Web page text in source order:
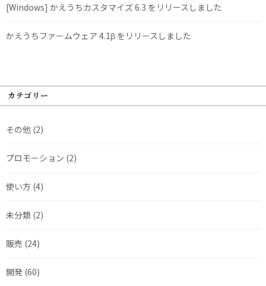
[Windows] かえうちカスタマイズ 6.3 をリリースしました
かえうちファームウェア 4.1β をリリースしました
カテゴリー
その他 (2)
プロモーション (2)
使い方 (4)
未分類 (2)
販売 (24)
開発 (60)